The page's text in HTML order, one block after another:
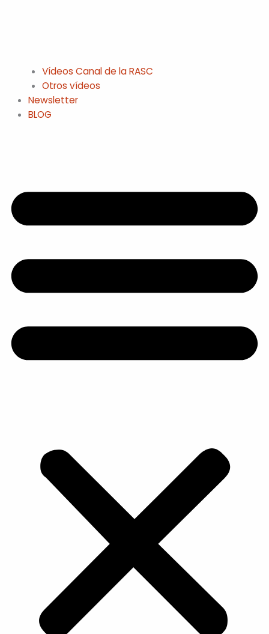
Vídeos Canal de la RASC
Otros vídeos
Newsletter
BLOG